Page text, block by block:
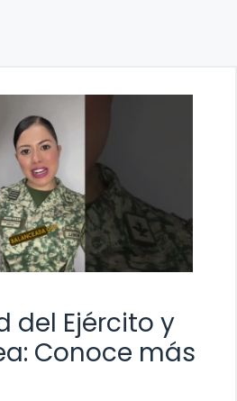
del Ejército y
Conoce más